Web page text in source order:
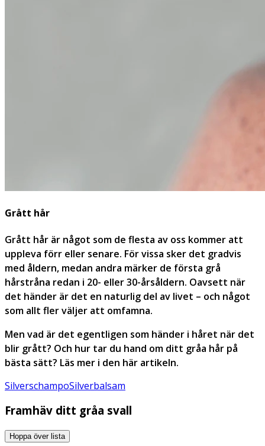
Grått hår
Grått hår är något som de flesta av oss kommer att
uppleva förr eller senare. För vissa sker det gradvis
med åldern, medan andra märker de första grå
hårstråna redan i 20- eller 30-årsåldern. Oavsett när
det händer är det en naturlig del av livet – och något
som allt fler väljer att omfamna.
Men vad är det egentligen som händer i håret när det
blir grått? Och hur tar du hand om ditt gråa hår på
bästa sätt? Läs mer i den här artikeln.
SilverschampoSilverbalsam
Framhäv ditt gråa svall
Hoppa över lista